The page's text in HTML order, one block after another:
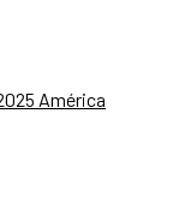
América